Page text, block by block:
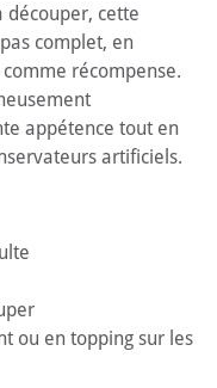
découper, cette
complet, en
récompense.
appétence tout en
artificiels.
ou en topping sur les